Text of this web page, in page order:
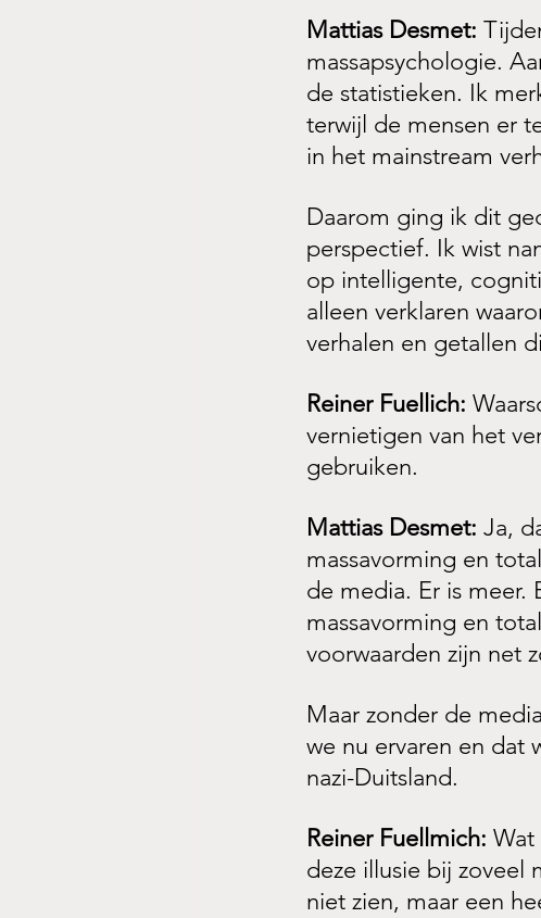
Mattias Desmet:
massapsychologie.
de statistieken. Ik
terwijl de mensen er
in het mainstream
Daarom ging ik dit
perspectief. Ik wist
op intelligente,
alleen verklaren
verhalen en getallen
Reiner Fuellich:
vernietigen van het
gebruiken.
Mattias Desmet: Ja,
massavorming en
de media. Er is meer.
massavorming en
voorwaarden zijn net
Maar zonder de
we nu ervaren en
nazi-Duitsland.
Reiner Fuellmich: Wat
deze illusie bij zoveel
niet zien, maar een